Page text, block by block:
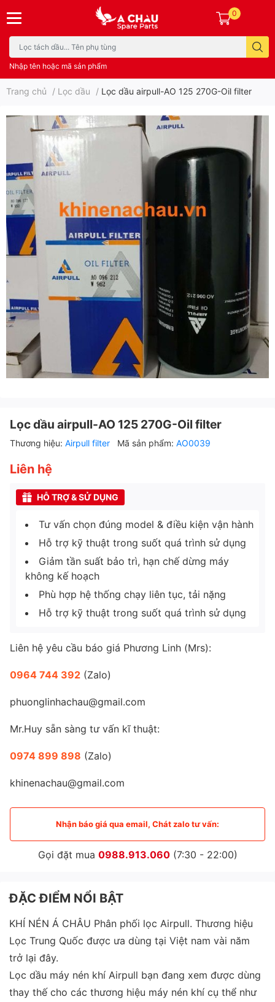
Nhập tên hoặc mã sản phẩm
0
Trang chủ / Lọc dầu / Lọc dầu airpull-AO 125 270G-Oil filter
Lọc dầu airpull-AO 125 270G-Oil filter
Thương hiệu: Airpull filter Mã sản phẩm: AO0039
Liên hệ
HỖ TRỢ & SỬ DỤNG
Tư vấn chọn đúng model & điều kiện vận hành
Hỗ trợ kỹ thuật trong suốt quá trình sử dụng
Giảm tần suất bảo trì, hạn chế dừng máy
không kế hoạch
Phù hợp hệ thống chạy liên tục, tải nặng
Hỗ trợ kỹ thuật trong suốt quá trình sử dụng
Liên hệ yêu cầu báo giá Phương Linh (Mrs):
0964 744 392 (Zalo)
phuonglinhachau@gmail.com
Mr.Huy sẵn sàng tư vấn kĩ thuật:
0974 899 898 (Zalo)
khinenachau@gmail.com
Nhận báo giá qua email, Chát zalo tư vấn:
Gọi đặt mua 0988.913.060(7:30 - 22:00)
ĐẶC ĐIỂM NỔI BẬT
KHÍ NÉN Á CHÂU Phân phối lọc Airpull. Thương hiệu
Lọc Trung Quốc được ưa dùng tại Việt nam vài năm
trở lại đây.
Lọc dầu máy nén khí Airpull bạn đang xem được dùng
thay thế cho các thương hiệu máy nén khí cụ thể như